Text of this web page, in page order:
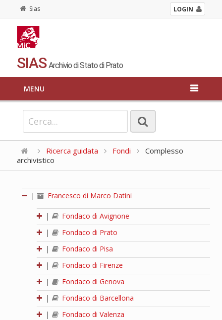
Sias LOGIN
SIAS Archivio di Stato di Prato
MENU
Ricerca guidata Fondi
Complesso
archivistico
| Francesco di Marco Datini
|
Fondaco di Avignone
|
Fondaco di Prato
|
Fondaco di Pisa
|
Fondaco di Firenze
|
Fondaco di Genova
|
Fondaco di Barcellona
|
Fondaco di Valenza